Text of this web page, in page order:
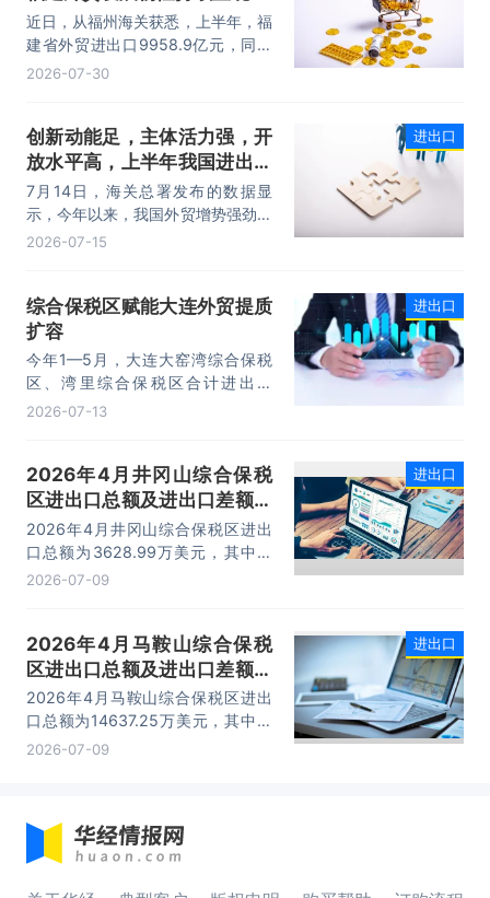
擎，为加快建设贸易强国注入了强劲
动力。
近日，从福州海关获悉，上半年，福
建省外贸进出口9958.9亿元，同比
增长8.2%。其中，出口5740.1亿
进口规模均创历史同期新高，外贸运
行呈现“稳中有进，进中提质”的良好
态势。
2026-07-30
创新动能足，主体活力强，开
放水平高，上半年我国进出口
规模首次突破25万亿元
7月14日，海关总署发布的数据显
示，今年以来，我国外贸增势强劲、
走势稳健。据海关统计，今年上半
14.73万亿元，增长13.4%，进口
10.74万亿元，增长22.1%。
2026-07-15
进出口
综合保税区赋能大连外贸提质
扩容
今年1—5月，大连大窑湾综合保税
区、湾里综合保税区合计进出口
332.22亿元，同比增长21%，占大
台。
2026-07-13
进出口
2026年4月井冈山综合保税
区进出口总额及进出口差额统
计分析
2026年4月井冈山综合保税区进出
口总额为3628.99万美元，其中：
出口额为1562.95万美元，进口额为
2026-07-09
进出口
2026年4月马鞍山综合保税
区进出口总额及进出口差额统
计分析
2026年4月马鞍山综合保税区进出
口总额为14637.25万美元，其中：
出口额为14365.71万美元，进口额
2026-07-09
进出口